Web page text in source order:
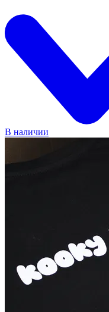
В наличии